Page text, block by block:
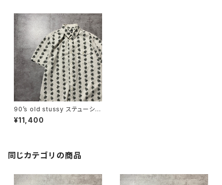
90’s old stussy ステューシ
ー マリファナ 総柄 デザイ
ンシャツ
¥11,400
同じカテゴリの商品